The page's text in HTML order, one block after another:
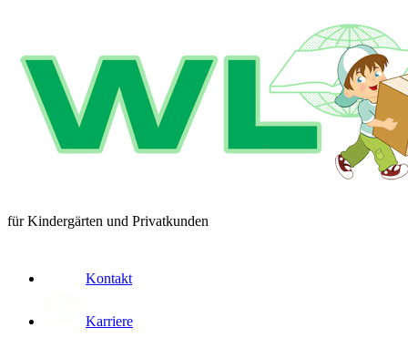
für Kindergärten und Privatkunden
Kontakt
Karriere